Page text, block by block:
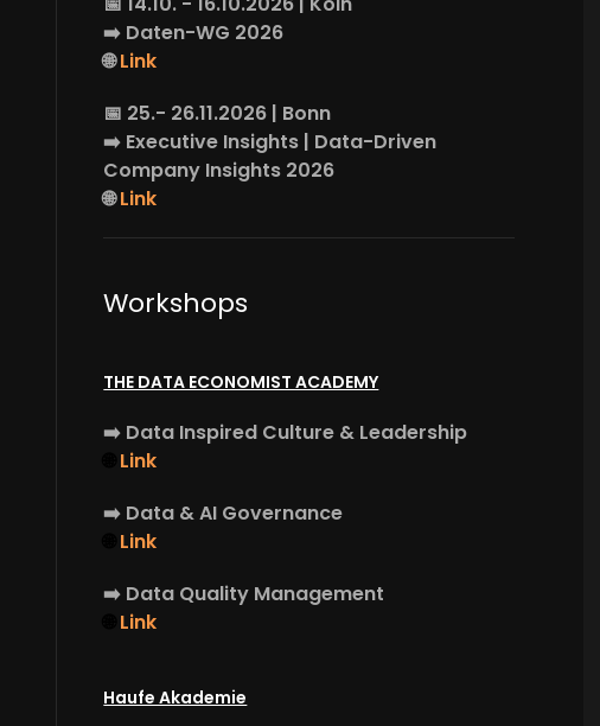
➡️ Daten-WG 2026
🌐Link
📅 25.- 26.11.2026 | Bonn
➡️ Executive Insights | Data-Driven
Company Insights 2026
🌐Link
Workshops
THE DATA ECONOMIST ACADEMY
➡️ Data Inspired Culture & Leadership
Link
➡️ Data & AI Governance
Link
➡️ Data Quality Management
Link
Haufe Akademie